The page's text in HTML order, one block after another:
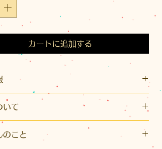
カートに追加する
縦147 × 横100 (mm)
面カラー
の説明の文字は商品には入りません。
いて
商品はクリックポスト利用可能です。
リックポスト（¥200）、佐川急便（60サ
のこと